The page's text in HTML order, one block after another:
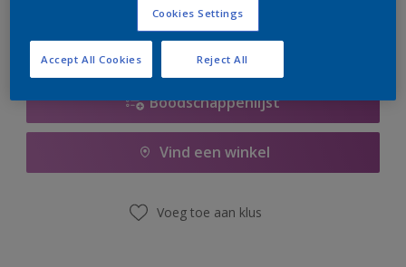
Boodschappenlijst
Vind een winkel
Voeg toe aan klus
Cookies Settings
Reject All
Accept All Cookies